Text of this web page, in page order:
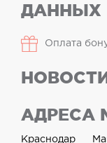
ДАННЫХ
Оплата
АДРЕСА
Краснодар